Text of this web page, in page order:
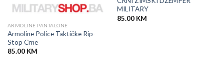
ARMOLINE PANTALONE
Armoline Police Taktičke Rip-
Stop Crne
85.00 KM
MILITARY
85.00 KM